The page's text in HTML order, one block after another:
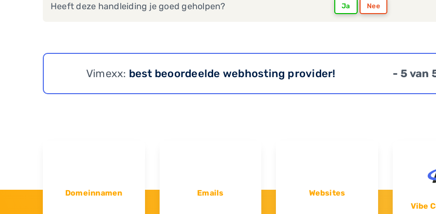
Heeft deze handleiding je goed geholpen? Ja Nee
Vimexx: best beoordeelde webhosting provider! - 5 van
Domeinnamen Emails
Websites
Vibe